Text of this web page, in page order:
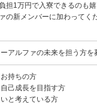
担1万円で入寮できるのも
新メンバーに加わってく
アルファの未来を担う方を
持ちの方
己成長を目指す方
と考えている方